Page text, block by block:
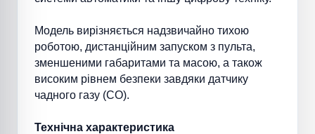
Модель вирізняється надзвичайно тихою
роботою, дистанційним запуском з пульта,
зменшеними габаритами та масою, а також
високим рівнем безпеки завдяки датчику
чадного газу (CO).
Технічна характеристика